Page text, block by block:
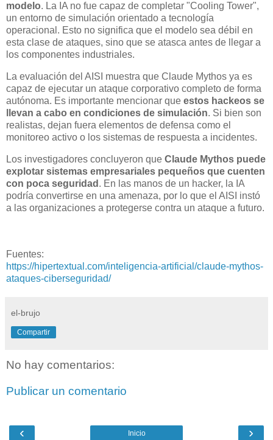
modelo. La IA no fue capaz de completar "Cooling Tower",
un entorno de simulación orientado a tecnología
operacional. Esto no significa que el modelo sea débil en
esta clase de ataques, sino que se atasca antes de llegar a
los componentes industriales.
La evaluación del AISI muestra que Claude Mythos ya es
capaz de ejecutar un ataque corporativo completo de forma
autónoma. Es importante mencionar que estos hackeos se
llevan a cabo en condiciones de simulación. Si bien son
realistas, dejan fuera elementos de defensa como el
monitoreo activo o los sistemas de respuesta a incidentes.
Los investigadores concluyeron que Claude Mythos puede
explotar sistemas empresariales pequeños que cuenten
con poca seguridad . En las manos de un hacker, la IA
podría convertirse en una amenaza, por lo que el AISI instó
a las organizaciones a protegerse contra un ataque a futuro.
Fuentes:
https://hipertextual.com/inteligencia-artificial/claude-mythos-
ataques-ciberseguridad/
el-brujo
Compartir
No hay comentarios:
Publicar un comentario
‹ ›
Inicio